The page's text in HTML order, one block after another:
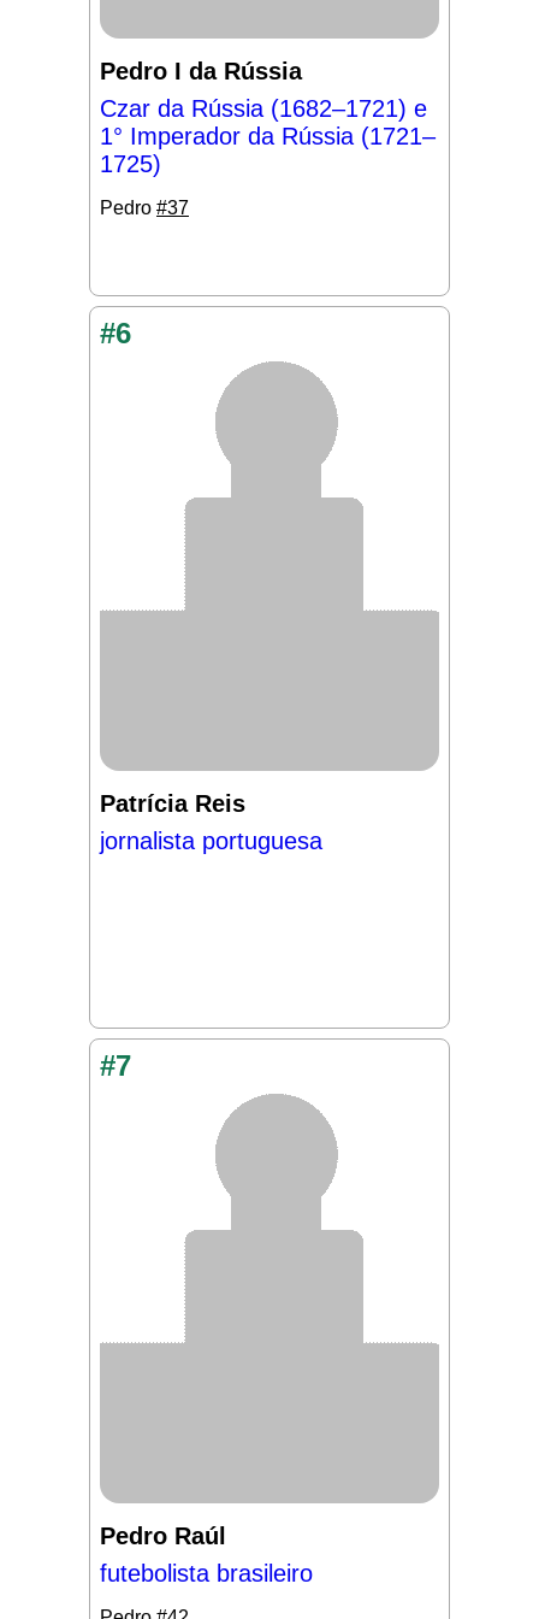
Pedro I da Rússia
Czar da Rússia (1682–1721) e
1° Imperador da Rússia (1721–
1725)
Pedro #37
#6
Patrícia Reis
jornalista portuguesa
#7
Pedro Raúl
futebolista brasileiro